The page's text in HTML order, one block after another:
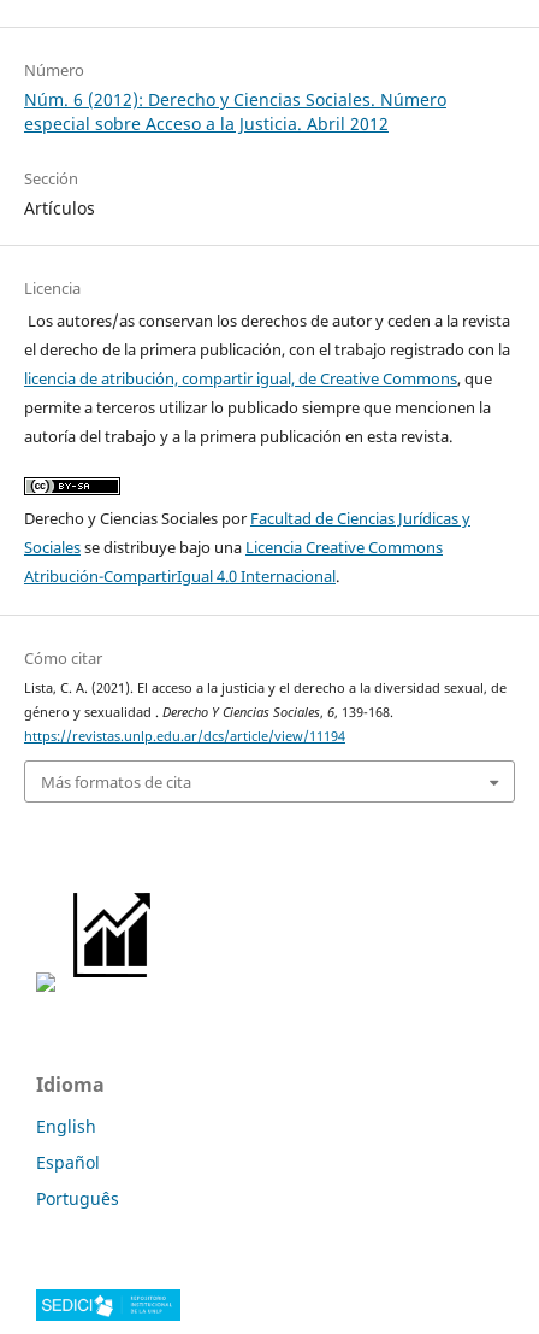
Número
Núm. 6 (2012): Derecho y Ciencias Sociales. Número
especial sobre Acceso a la Justicia. Abril 2012
Sección
Artículos
Licencia
Los autores/as conservan los derechos de autor y ceden a la revista
el derecho de la primera publicación, con el trabajo registrado con la
licencia de atribución, compartir igual, de Creative Commons, que
permite a terceros utilizar lo publicado siempre que mencionen la
autoría del trabajo y a la primera publicación en esta revista.
Derecho y Ciencias Sociales por Facultad de Ciencias Jurídicas y
Socialesse distribuye bajo una Licencia Creative Commons
Atribución-CompartirIgual 4.0 Internacional.
Cómo citar
Lista, C. A. (2021). El acceso a la justicia y el derecho a la diversidad sexual, de
género y sexualidad . Derecho Y Ciencias Sociales, 6, 139-168.
https://revistas.unlp.edu.ar/dcs/article/view/11194
Más formatos de cita
Idioma
English
Español
Português